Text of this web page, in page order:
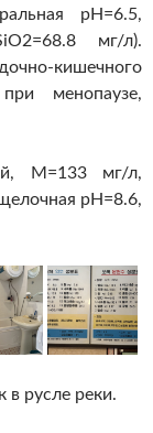
pH=6.5,
мг/л).
кишечного
менопаузе,
М=133 мг/л,
pH=8.6,
русле реки.